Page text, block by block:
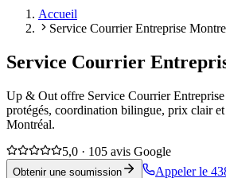
Accueil
Service Courrier Entreprise
Service Courrier
Up & Out offre Service Courrier
protégés, coordination bilingue, prix clair
Montréal.
5,0 · 105 avis Google
Obtenir une soumission Appeler le